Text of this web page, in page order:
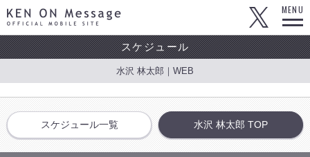
KEN ON Message OFFICIAL MOBILE SITE
MENU
スケジュール
水沢 林太郎｜WEB
スケジュール一覧 水沢 林太郎 TOP